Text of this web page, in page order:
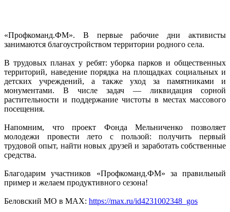
«Профкоманд.ФМ». В первые рабочие дни активисты
занимаются благоустройством территории родного села.
В трудовых планах у ребят: уборка парков и общественных
территорий, наведение порядка на площадках социальных и
детских учреждений, а также уход за памятниками и
монументами. В числе задач — ликвидация сорной
растительности и поддержание чистоты в местах массового
посещения.
Напомним, что проект Фонда Мельниченко позволяет
молодежи провести лето с пользой: получить первый
трудовой опыт, найти новых друзей и заработать собственные
средства.
Благодарим участников «Профкоманд.ФМ» за правильный
пример и желаем продуктивного сезона!
Беловский МО в МАХ: https://max.ru/id4231002348_gos